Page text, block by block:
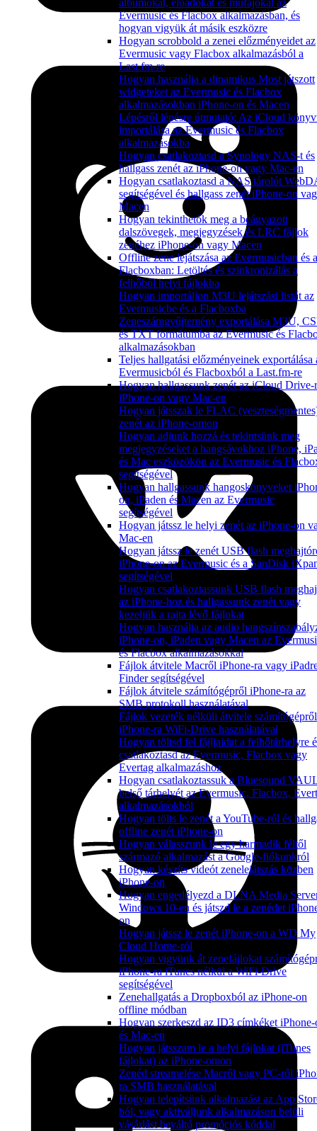
albumokat, előadókat és műfajokat az
Evermusic és Flacbox alkalmazásban, és
hogyan vigyük át másik eszközre
Hogyan scrobbold a zenei előzményeidet az
Evermusic vagy Flacbox alkalmazásból a
Last.fm-re
Hogyan használja a dinamikus Most játszott
widgeteket az Evermusic és Flacbox
alkalmazásokban iPhone-on és Macen
Lépésről lépésre útmutató: Az iCloud
importálása az Evermusic és Flacbox
alkalmazásokba
Hogyan csatlakoztasd a Synology NAS-t és
hallgass zenét az iPhone-on vagy Mac-en
Hogyan csatlakoztasd a NAS tárolót
segítségével és hallgass zenét iPhone-on
Macen
Hogyan tekinthetők meg a beágyazott
dalszövegek, megjegyzések és LRC fájlok
zenéhez iPhone-on vagy Macen
Offline zene lejátszása az Evermusicban és a
Flacboxban: Letöltés és szinkronizálás a
felhőből helyi fájlokba
Hogyan importáljon M3U lejátszási listát az
Evermusicbe és a Flacboxba
Zeneszámgyűjtemény exportálása M3U,
és TXT formátumba az Evermusic és
alkalmazásokban
Teljes hallgatási előzményeinek exportálása
Evermusicból és Flacboxból a Last.fm-re
Hogyan hallgassunk zenét az iCloud Drive-
iPhone-on vagy Mac-en
Hogyan játsszak le FLAC
zenét az iPhone-omon
Hogyan adjunk hozzá és tekintsünk meg
megjegyzéseket a hangsávokhoz iPhone,
és Mac eszközökön az Evermusic és
segítségével
Hogyan hallgassunk hangoskönyveket
on, iPaden és Macen az Evermusic
segítségével
Hogyan játssz le helyi zenét az iPhone-on
Mac-en
Hogyan játssz le zenét USB flash
iPhone-on az Evermusic és a SanDisk
segítségével
Hogyan csatlakoztassunk USB flash
az iPhone-hoz és hallgassunk zenét vagy
kezeljük a rajta lévő fájlokat
Hogyan használja az audio
iPhone-on, iPaden vagy Macen az
és Flacbox alkalmazásokkal
Fájlok átvitele Macről iPhone-ra vagy
Finder segítségével
Fájlok átvitele számítógépről iPhone-ra az
SMB protokoll használatával
Fájlok vezeték nélküli átvitele számítógépről
iPhone-ra WiFi-Drive használatával
Hogyan töltsd fel fájljaidat a felhőtárhelyre
csatlakoztasd az Evermusic, Flacbox vagy
Evertag alkalmazáshoz
Hogyan csatlakoztassuk a Bluesound
belső tárhelyét az Evermusic, Flacbox,
alkalmazásokból
Hogyan tölts le zenét a YouTube-ról és
offline zenét iPhone-on
Hogyan válasszunk le egy harmadik féltől
származó alkalmazást a Google-fiókunkról
Hogyan készíts videót zenelejátszás közben
iPhone-on
Hogyan engedélyezd a DLNA Media
Windows 10-en és játszd le a zenédet
on
Hogyan játssz le zenét iPhone-on a WD My
Cloud Home-ról
Hogyan vigyünk át zenefájlokat
iPhone-ra iTunes nélkül a WiFi-Drive
segítségével
Zenehallgatás a Dropboxból az iPhone-on
offline módban
Hogyan szerkeszd az ID3 címkéket iPhone-
és Mac-en
Hogyan játsszam le a helyi fájlokat (iTunes
fájlokat) az iPhone-omon
Zenéd streamelése Macről vagy PC-ről
ra SMB használatával
Hogyan telepítsünk alkalmazást az App
ból, vagy aktiváljunk alkalmazáson belüli
vásárlást beváltó promóciós kóddal